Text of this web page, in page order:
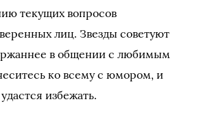
текущих вопросов
лиц. Звезды советуют
в общении с любимым
ко всему с юмором, и
избежать.